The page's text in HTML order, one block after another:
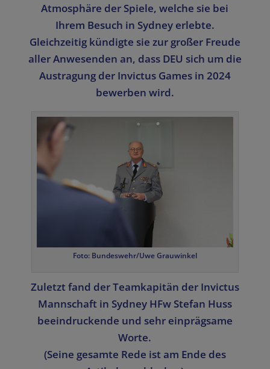
Atmosphäre der Spiele, welche sie bei
Ihrem Besuch in Sydney erlebte.
Gleichzeitig kündigte sie zur großer Freude
aller Anwesenden an, dass DEU sich um die
Austragung der Invictus Games in 2024
bewerben wird.
Foto: Bundeswehr/Uwe Grauwinkel
Zuletzt fand der Teamkapitän der Invictus
Mannschaft in Sydney HFw Stefan Huss
beeindruckende und sehr einprägsame
Worte.
(Seine gesamte Rede ist am Ende des